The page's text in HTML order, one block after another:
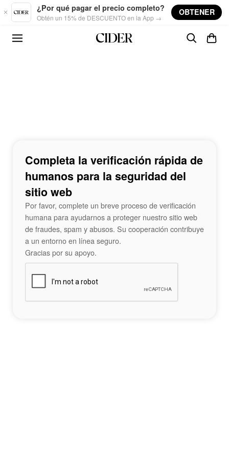
Skip to main content
¿Por qué pagar el precio completo?
Obtén un 15% de DESCUENTO en la App →
OBTENER
Completa la verificación rápida de
humanos para la seguridad del
sitio web
Por favor, complete un breve proceso de verificación
humana para ayudarnos a proteger nuestro sitio web
de fraudes, spam y abusos. Su cooperación contribuye
a un entorno en línea seguro.
Gracias por su apoyo.